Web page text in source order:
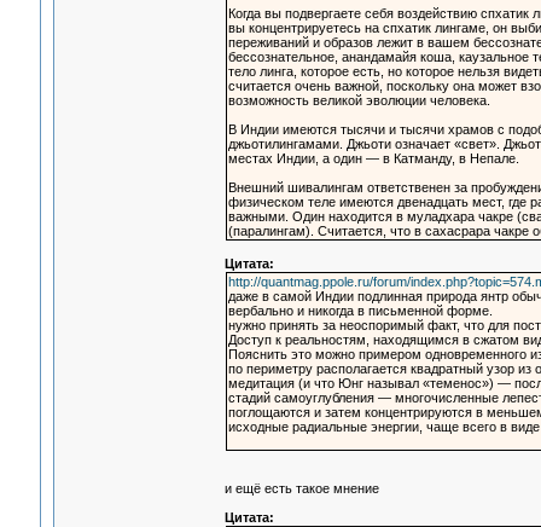
Когда вы подвергаете себя воздействию
вы концентрируетесь на спхатик лингаме, он
переживаний и образов лежит в вашем
бессознательное, анандамайя коша, каузальное
тело линга, которое есть, но которое нельзя
считается очень важной, поскольку она может
возможность великой эволюции человека.
В Индии имеются тысячи и тысячи храмов с
джьотилингамами. Джьоти означает «свет».
местах Индии, а один — в Катманду, в Непале.
Внешний шивалингам ответственен за
физическом теле имеются двенадцать мест,
важными. Один находится в муладхара чакре
(паралингам). Считается, что в сахасрара
Цитата:
http://quantmag.ppole.ru/forum/
даже в самой Индии подлинная природа янтр
вербально и никогда в письменной форме.
нужно принять за неоспоримый факт, что для
Доступ к реальностям, находящимся в сжатом
Пояснить это можно примером одновременного
по периметру располагается квадратный узор
медитация (и что Юнг называл «теменос») —
стадий самоуглубления — многочисленные
поглощаются и затем концентрируются в
исходные радиальные энергии, чаще всего в
и ещё есть такое мнение
Цитата: